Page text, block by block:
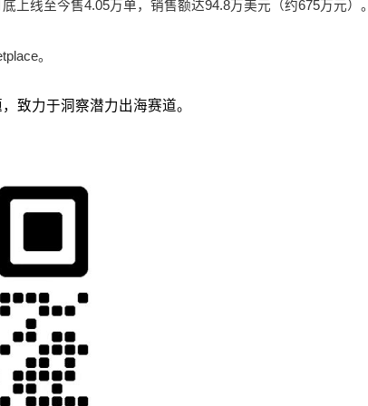
上线至今售4.05万单，销售额达94.8万美元（约675万元）。
。
致力于洞察潜力出海赛道。